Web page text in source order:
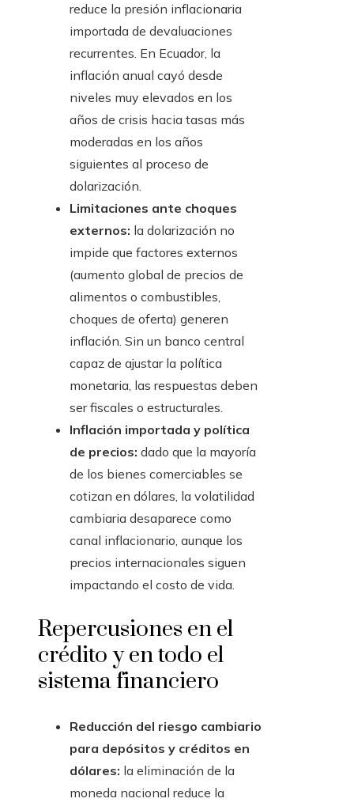
reduce la presión inflacionaria
importada de devaluaciones
recurrentes. En Ecuador, la
inflación anual cayó desde
niveles muy elevados en los
años de crisis hacia tasas más
moderadas en los años
siguientes al proceso de
dolarización.
Limitaciones ante choques
externos: la dolarización no
impide que factores externos
(aumento global de precios de
alimentos o combustibles,
choques de oferta) generen
inflación. Sin un banco central
capaz de ajustar la política
monetaria, las respuestas deben
ser fiscales o estructurales.
Inflación importada y política
de precios: dado que la mayoría
de los bienes comerciables se
cotizan en dólares, la volatilidad
cambiaria desaparece como
canal inflacionario, aunque los
precios internacionales siguen
impactando el costo de vida.
Repercusiones en el
crédito y en todo el
sistema financiero
Reducción del riesgo cambiario
para depósitos y créditos en
dólares: la eliminación de la
moneda nacional reduce la